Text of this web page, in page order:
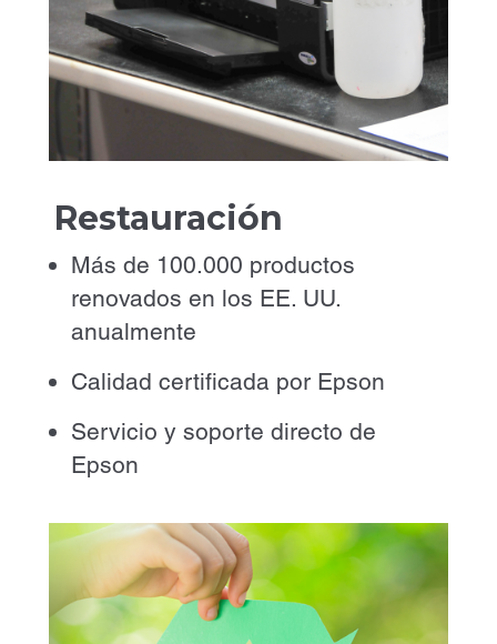
Restauración
Más de 100.000 productos
renovados en los EE. UU.
anualmente
Calidad certificada por Epson
Servicio y soporte directo de
Epson